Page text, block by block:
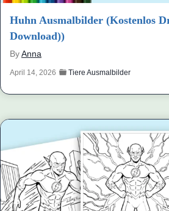
Huhn Ausmalbilder (Kostenlos
Download))
ByAnna
April 14, 2026 Tiere Ausmalbilder